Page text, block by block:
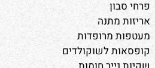
פרחי סבון
אריזות מתנה
מעטפות מרופדות
קופסאות לשוקולדים